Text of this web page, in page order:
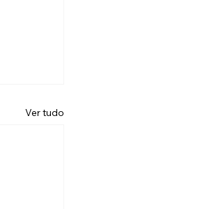
Ver tudo